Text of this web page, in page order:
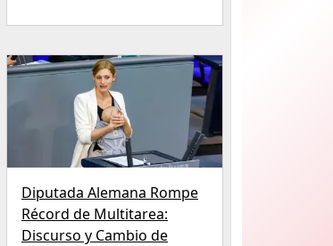
Diputada Alemana Rompe
Récord de Multitarea:
Discurso y Cambio de